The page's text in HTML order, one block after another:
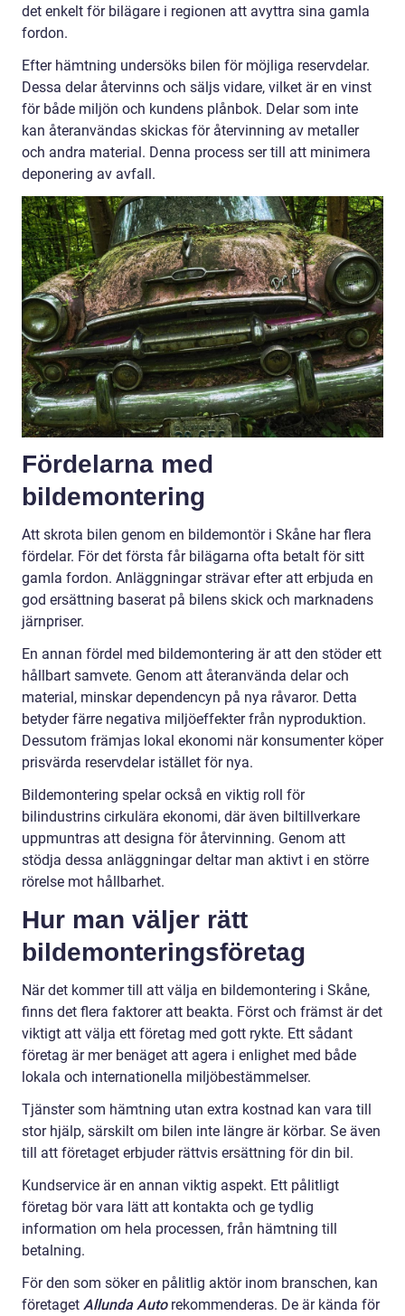
det enkelt för bilägare i regionen att avyttra sina gamla
fordon.
Efter hämtning undersöks bilen för möjliga reservdelar.
Dessa delar återvinns och säljs vidare, vilket är en vinst
för både miljön och kundens plånbok. Delar som inte
kan återanvändas skickas för återvinning av metaller
och andra material. Denna process ser till att minimera
deponering av avfall.
Fördelarna med
bildemontering
Att skrota bilen genom en bildemontör i Skåne har flera
fördelar. För det första får bilägarna ofta betalt för sitt
gamla fordon. Anläggningar strävar efter att erbjuda en
god ersättning baserat på bilens skick och marknadens
järnpriser.
En annan fördel med bildemontering är att den stöder ett
hållbart samvete. Genom att återanvända delar och
material, minskar dependencyn på nya råvaror. Detta
betyder färre negativa miljöeffekter från nyproduktion.
Dessutom främjas lokal ekonomi när konsumenter köper
prisvärda reservdelar istället för nya.
Bildemontering spelar också en viktig roll för
bilindustrins cirkulära ekonomi, där även biltillverkare
uppmuntras att designa för återvinning. Genom att
stödja dessa anläggningar deltar man aktivt i en större
rörelse mot hållbarhet.
Hur man väljer rätt
bildemonteringsföretag
När det kommer till att välja en bildemontering i Skåne,
finns det flera faktorer att beakta. Först och främst är det
viktigt att välja ett företag med gott rykte. Ett sådant
företag är mer benäget att agera i enlighet med både
lokala och internationella miljöbestämmelser.
Tjänster som hämtning utan extra kostnad kan vara till
stor hjälp, särskilt om bilen inte längre är körbar. Se även
till att företaget erbjuder rättvis ersättning för din bil.
Kundservice är en annan viktig aspekt. Ett pålitligt
företag bör vara lätt att kontakta och ge tydlig
information om hela processen, från hämtning till
betalning.
För den som söker en pålitlig aktör inom branschen, kan
företaget Allunda Auto rekommenderas. De är kända för